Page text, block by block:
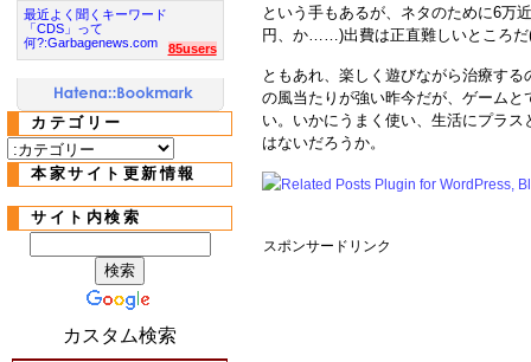
という手もあるが、ネタのために6万
円、か……)出費は正直難しいところだ
ともあれ、楽しく遊びながら治療す
の風当たりが強い昨今だが、ゲーム
い。いかにうまく使い、生活にプラ
はないだろうか。
スポンサードリンク
最近よく聞くキーワード
「CDS」って
何?:Garbagenews.com
85users
カテゴリー
本家サイト更新情報
サイト内検索
カスタム検索